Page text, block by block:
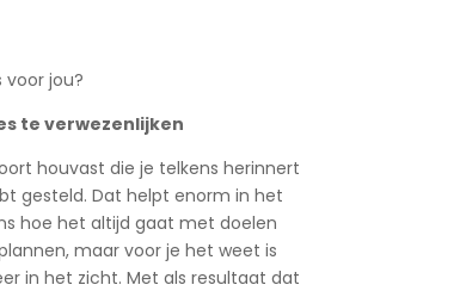
voor jou?
te verwezenlijken
houvast die je telkens herinnert
gesteld. Dat helpt enorm in het
hoe het altijd gaat met doelen
maar voor je het weet is
in het zicht. Met als resultaat dat